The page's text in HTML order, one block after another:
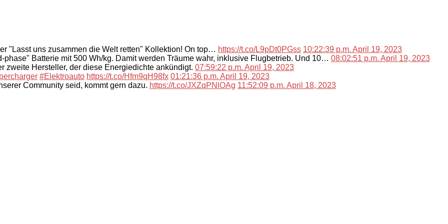
"Lasst uns zusammen die Welt retten" Kollektion! On top… https://t.co/L9pDt0PGss 10:22:39 p.m. April 19, 2023
phase" Batterie mit 500 Wh/kg. Damit werden Träume wahr, inklusive Flugbetrieb. Und 10… 08:02:51 p.m. April 19, 2023
zweite Hersteller, der diese Energiedichte ankündigt. 07:59:22 p.m. April 19, 2023
#Elektroauto https://t.co/Hfm9qH98fx 01:21:36 p.m. April 19, 2023
Community seid, kommt gern dazu. https://t.co/JXZqPNlOAg 11:52:09 p.m. April 18, 2023